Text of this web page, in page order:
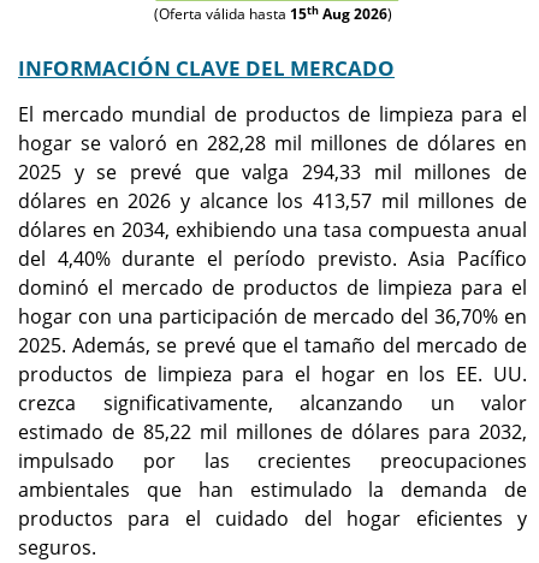
(Oferta válida hasta 15thAug 2026)
INFORMACIÓN CLAVE DEL MERCADO
El mercado mundial de productos de limpieza para el
hogar se valoró en 282,28 mil millones de dólares en
2025 y se prevé que valga 294,33 mil millones de
dólares en 2026 y alcance los 413,57 mil millones de
dólares en 2034, exhibiendo una tasa compuesta anual
del 4,40% durante el período previsto. Asia Pacífico
dominó el mercado de productos de limpieza para el
hogar con una participación de mercado del 36,70% en
2025. Además, se prevé que el tamaño del mercado de
productos de limpieza para el hogar en los EE. UU.
crezca significativamente, alcanzando un valor
estimado de 85,22 mil millones de dólares para 2032,
impulsado por las crecientes preocupaciones
ambientales que han estimulado la demanda de
productos para el cuidado del hogar eficientes y
seguros.